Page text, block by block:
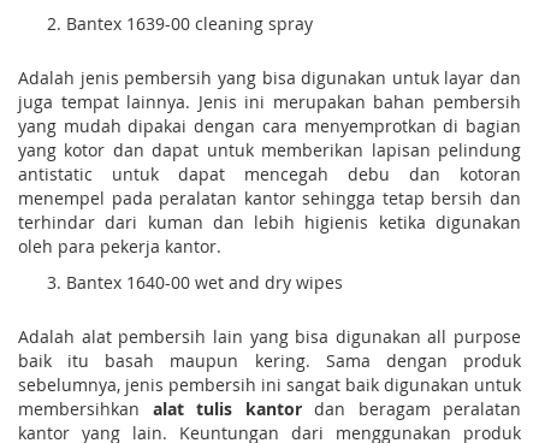
Bantex 1639-00 cleaning spray
Adalah jenis pembersih yang bisa digunakan untuk layar dan
juga tempat lainnya. Jenis ini merupakan bahan pembersih
yang mudah dipakai dengan cara menyemprotkan di bagian
yang kotor dan dapat untuk memberikan lapisan pelindung
antistatic untuk dapat mencegah debu dan kotoran
menempel pada peralatan kantor sehingga tetap bersih dan
terhindar dari kuman dan lebih higienis ketika digunakan
oleh para pekerja kantor.
Bantex 1640-00 wet and dry wipes
Adalah alat pembersih lain yang bisa digunakan all purpose
baik itu basah maupun kering. Sama dengan produk
sebelumnya, jenis pembersih ini sangat baik digunakan untuk
membersihkan alat tulis kantor dan beragam peralatan
kantor yang lain. Keuntungan dari menggunakan produk